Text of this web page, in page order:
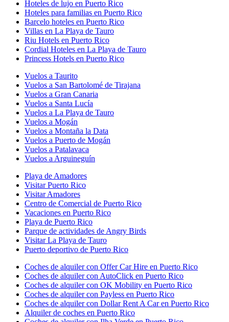
Hoteles de lujo en Puerto Rico
Hoteles para familias en Puerto Rico
Barcelo hoteles en Puerto Rico
Villas en La Playa de Tauro
Riu Hotels en Puerto Rico
Cordial Hoteles en La Playa de Tauro
Princess Hotels en Puerto Rico
Vuelos a Taurito
Vuelos a San Bartolomé de Tirajana
Vuelos a Gran Canaria
Vuelos a Santa Lucía
Vuelos a La Playa de Tauro
Vuelos a Mogán
Vuelos a Montaña la Data
Vuelos a Puerto de Mogán
Vuelos a Patalavaca
Vuelos a Arguineguín
Playa de Amadores
Visitar Puerto Rico
Visitar Amadores
Centro de Comercial de Puerto Rico
Vacaciones en Puerto Rico
Playa de Puerto Rico
Parque de actividades de Angry Birds
Visitar La Playa de Tauro
Puerto deportivo de Puerto Rico
Coches de alquiler con Offer Car Hire en Puerto Rico
Coches de alquiler con AutoClick en Puerto Rico
Coches de alquiler con OK Mobility en Puerto Rico
Coches de alquiler con Payless en Puerto Rico
Coches de alquiler con Dollar Rent A Car en Puerto Rico
Alquiler de coches en Puerto Rico